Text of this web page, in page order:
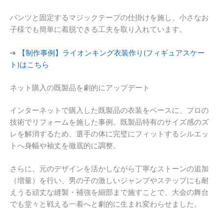
パンツと固定するマジックテープの仕掛けを施し、小さなお
子様でも簡単に着脱できる工夫を取り入れています。
➔
【制作事例】ライオンキング衣装作り(フィギュアスケー
ト)はこちら
ネット購入の既製品を劇的にアップデート
インターネットで購入した既製品の衣装をベースに、プロの
技術でリフォームを施した事例。既製品特有のサイズ感のズ
レを解消するため、選手の体に完璧にフィットするシルエッ
トへ身幅や袖丈を徹底的に調整。
さらに、元のデザインを活かしながら丁寧なストーンの追加
（増量）を行い、男の子の激しいジャンプやステップにも耐
えうる頑丈な縫製・補強を細部まで施すことで、大会の舞台
でも堂々と戦える一着へと劇的に生まれ変わらせました。